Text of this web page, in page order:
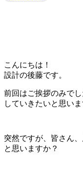
こんにちは！
設計の後藤です。
前回はご挨拶のみで
していきたいと思いま
突然ですが、皆さん
と思いま すか？